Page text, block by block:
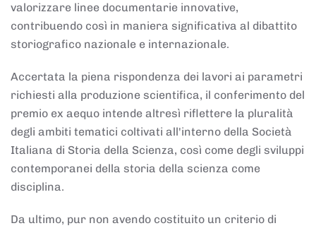
valorizzare linee documentarie innovative,
contribuendo così in maniera significativa al dibattito
storiografico nazionale e internazionale.
Accertata la piena rispondenza dei lavori ai parametri
richiesti alla produzione scientifica, il conferimento del
premio ex aequo intende altresì riflettere la pluralità
degli ambiti tematici coltivati all'interno della Società
Italiana di Storia della Scienza, così come degli sviluppi
contemporanei della storia della scienza come
disciplina.
Da ultimo, pur non avendo costituito un criterio di